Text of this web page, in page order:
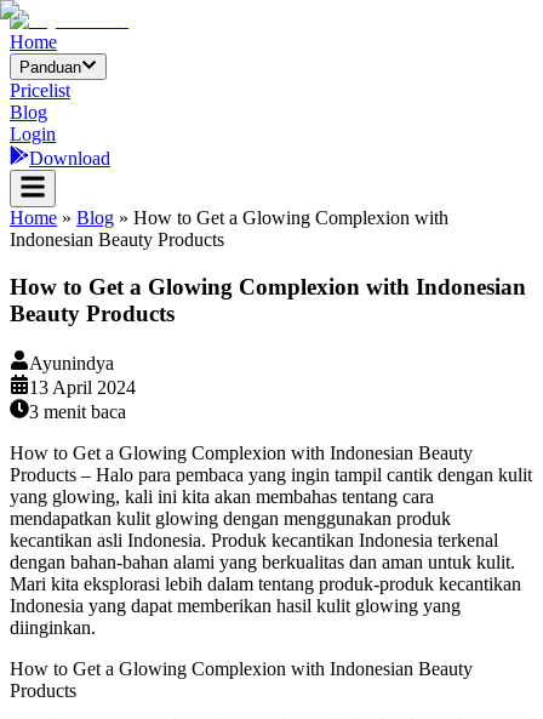
Home
Panduan
Pricelist
Blog
Login
Download
Home » Blog » How to Get a Glowing Complexion with
Indonesian Beauty Products
How to Get a Glowing Complexion with Indonesian
Beauty Products
Ayunindya
13 April 2024
3 menit baca
How to Get a Glowing Complexion with Indonesian Beauty
Products – Halo para pembaca yang ingin tampil cantik dengan kulit
yang glowing, kali ini kita akan membahas tentang cara
mendapatkan kulit glowing dengan menggunakan produk
kecantikan asli Indonesia. Produk kecantikan Indonesia terkenal
dengan bahan-bahan alami yang berkualitas dan aman untuk kulit.
Mari kita eksplorasi lebih dalam tentang produk-produk kecantikan
Indonesia yang dapat memberikan hasil kulit glowing yang
diinginkan.
How to Get a Glowing Complexion with Indonesian Beauty
Products